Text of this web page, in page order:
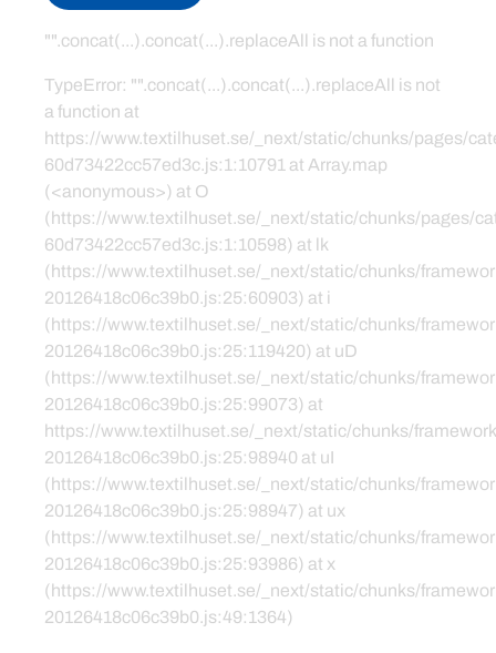
"".concat(...).concat(...).replaceAll is not a function
TypeError: "".concat(...).concat(...).replaceAll is not
a function at
https://www.textilhuset.se/_next/static/chunks/pages/
60d73422cc57ed3c.js:1:10791 at Array.map
(<anonymous>) at O
(https://www.textilhuset.se/_next/static/chunks/pages/
60d73422cc57ed3c.js:1:10598) at lk
(https://www.textilhuset.se/_next/static/chunks/
20126418c06c39b0.js:25:60903) at i
(https://www.textilhuset.se/_next/static/chunks/
20126418c06c39b0.js:25:119420) at uD
(https://www.textilhuset.se/_next/static/chunks/
20126418c06c39b0.js:25:99073) at
https://www.textilhuset.se/_next/static/chunks/
20126418c06c39b0.js:25:98940 at uI
(https://www.textilhuset.se/_next/static/chunks/
20126418c06c39b0.js:25:98947) at ux
(https://www.textilhuset.se/_next/static/chunks/
20126418c06c39b0.js:25:93986) at x
(https://www.textilhuset.se/_next/static/chunks/
20126418c06c39b0.js:49:1364)